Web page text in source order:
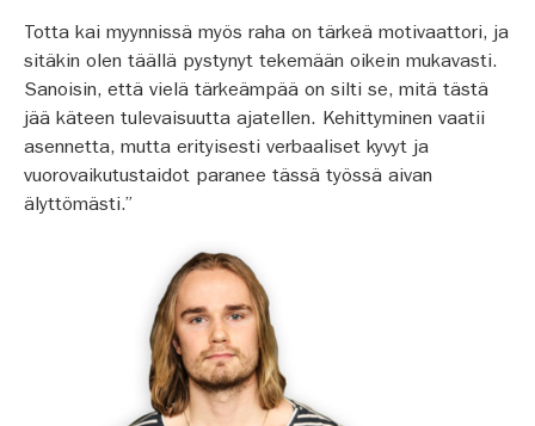
Totta kai myynnissä myös raha on tärkeä motivaattori, ja
sitäkin olen täällä pystynyt tekemään oikein mukavasti.
Sanoisin, että vielä tärkeämpää on silti se, mitä tästä
jää käteen tulevaisuutta ajatellen. Kehittyminen vaatii
asennetta, mutta erityisesti verbaaliset kyvyt ja
vuorovaikutustaidot paranee tässä työssä aivan
älyttömästi.”